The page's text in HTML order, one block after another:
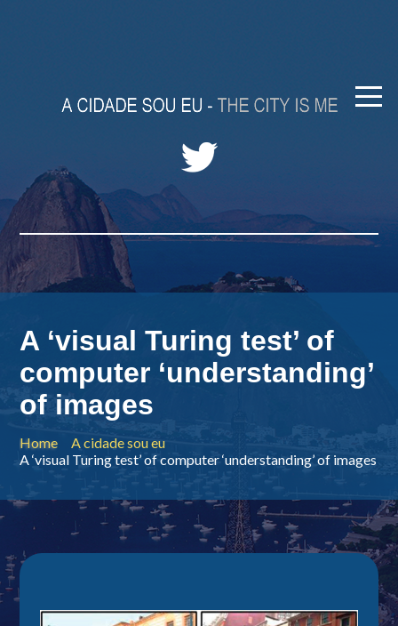
A ‘visual Turing test’ of
computer ‘understanding’
of images
Home
A cidade sou eu
A ‘visual Turing test’ of computer ‘understanding’ of images